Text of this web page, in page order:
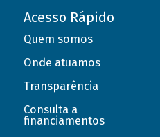
Acesso Rápido
Quem somos
Onde atuamos
Transparência
Consulta a
financiamentos